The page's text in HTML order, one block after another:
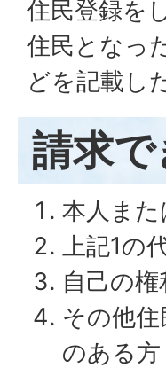
住民登録を
住民となっ
どを記載し
請求
本人また
上記1の
自己の
その他
のある方